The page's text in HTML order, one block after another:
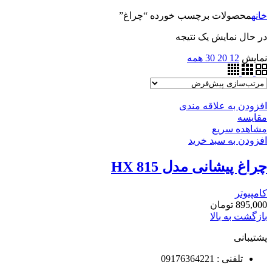
خانهمحصولات برچسب خورده “چراغ”
در حال نمایش یک نتیجه
نمایش 12
20
30 همه
افزودن به علاقه مندی
مقایسه
مشاهده سریع
افزودن به سبد خرید
چراغ پیشانی مدل HX 815
کامپیوتر
895,000 تومان
بازگشت به بالا
پشتیبانی
تلفنی : 09176364221